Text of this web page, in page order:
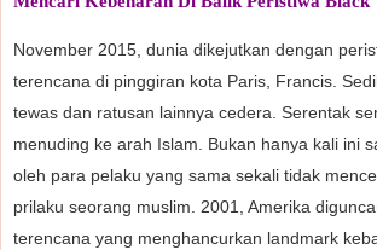
November 2015, dunia dikejutkan dengan
terencana di pinggiran kota Paris, Francis.
tewas dan ratusan lainnya cedera. Serentak
menuding ke arah Islam. Bukan hanya kali ini
oleh para pelaku yang sama sekali tidak
prilaku seorang muslim. 2001, Amerika
terencana yang menghancurkan landmark